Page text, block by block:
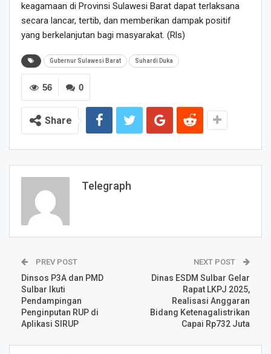
keagamaan di Provinsi Sulawesi Barat dapat terlaksana
secara lancar, tertib, dan memberikan dampak positif
yang berkelanjutan bagi masyarakat. (Rls)
Gubernur Sulawesi Barat Suhardi Duka
0
56
Share
Telegraph
PREV POST
Dinsos P3A dan PMD
Sulbar Ikuti
Pendampingan
Penginputan RUP di
Aplikasi SIRUP
NEXT POST
Dinas ESDM Sulbar Gelar
Rapat LKPJ 2025,
Realisasi Anggaran
Bidang Ketenagalistrikan
Capai Rp732 Juta